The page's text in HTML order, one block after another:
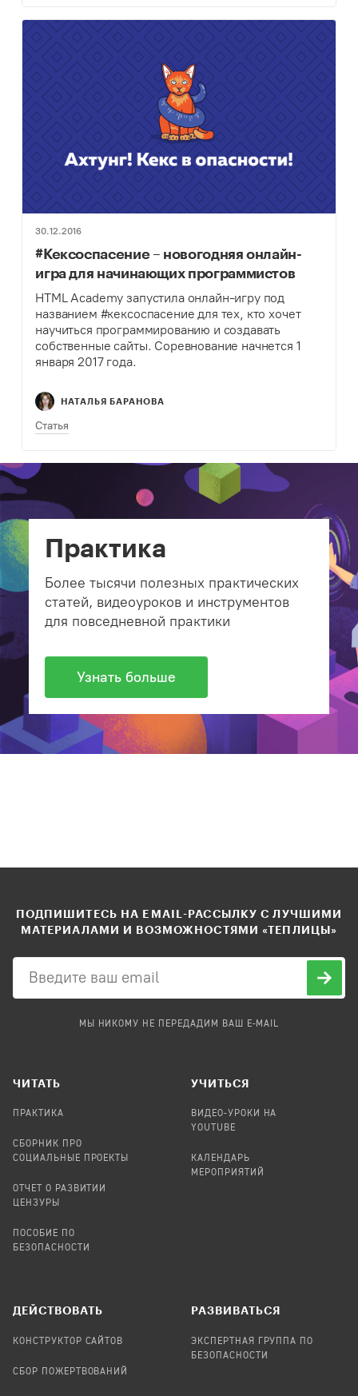
30.12.2016
#Кексоспасение – новогодняя онлайн-
игра для начинающих программистов
HTML Academy запустила онлайн-игру под
названием #кексоспасение для тех, кто хочет
научиться программированию и создавать
собственные сайты. Соревнование начнется 1
января 2017 года.
НАТАЛЬЯ БАРАНОВА
Статья
Практика
Более тысячи полезных практических
статей, видеоуроков и инструментов
для повседневной практики
Узнать больше
ПОДПИШИТЕСЬ НА EMAIL-РАССЫЛКУ С ЛУЧШИМИ
МАТЕРИАЛАМИ И ВОЗМОЖНОСТЯМИ «ТЕПЛИЦЫ»
МЫ НИКОМУ НЕ ПЕРЕДАДИМ ВАШ E-MAIL
ЧИТАТЬ
ПРАКТИКА
СБОРНИК ПРО
СОЦИАЛЬНЫЕ ПРОЕКТЫ
ОТЧЕТ О РАЗВИТИИ
ЦЕНЗУРЫ
ПОСОБИЕ ПО
БЕЗОПАСНОСТИ
УЧИТЬСЯ
ВИДЕО-УРОКИ НА
YOUTUBE
КАЛЕНДАРЬ
МЕРОПРИЯТИЙ
ДЕЙСТВОВАТЬ
КОНСТРУКТОР САЙТОВ
СБОР ПОЖЕРТВОВАНИЙ
РАЗВИВАТЬСЯ
ЭКСПЕРТНАЯ ГРУППА ПО
БЕЗОПАСНОСТИ